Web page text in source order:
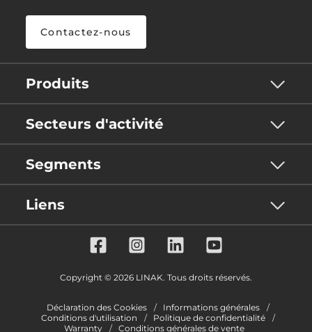
Contactez-nous
Produits
Secteurs d'activité
Segments
Liens
Copyright © 2026 LINAK. Tous droits réservés.
Déclaration des Cookies
Informations générales
Conditions d'utilisation
Politique de confidentialité
Warranty
Conditions générales de vente